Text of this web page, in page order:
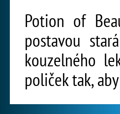
Potion of
postavou
kouzelného
poliček tak,